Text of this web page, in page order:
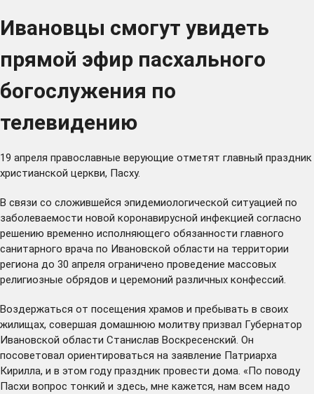
Ивановцы смогут увидеть
прямой эфир пасхального
богослужения по
телевидению
19 апреля православные верующие отметят главный праздник
христианской церкви, Пасху.
В связи со сложившейся эпидемиологической ситуацией по
заболеваемости новой коронавирусной инфекцией согласно
решению временно исполняющего обязанности главного
санитарного врача по Ивановской области на территории
региона до 30 апреля ограничено проведение массовых
религиозные обрядов и церемоний различных конфессий.
Воздержаться от посещения храмов и пребывать в своих
жилищах, совершая домашнюю молитву призвал Губернатор
Ивановской области Станислав Воскресенский. Он
посоветовал ориентироваться на заявление Патриарха
Кирилла, и в этом году праздник провести дома. «По поводу
Пасхи вопрос тонкий и здесь, мне кажется, нам всем надо